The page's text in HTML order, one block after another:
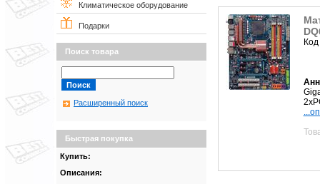
Климатическое оборудование
Подарки
Поиск товара
Расширенный поиск
Быстрая покупка
Купить:
Описания: